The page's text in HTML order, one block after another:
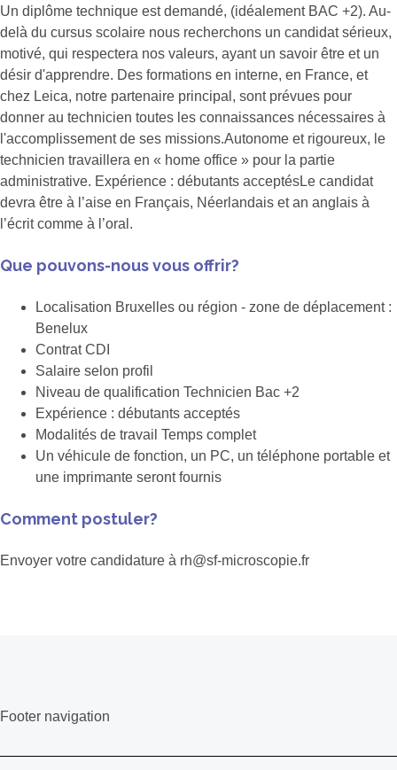
Un diplôme technique est demandé, (idéalement BAC +2). Au-
delà du cursus scolaire nous recherchons un candidat sérieux,
motivé, qui respectera nos valeurs, ayant un savoir être et un
désir d'apprendre. Des formations en interne, en France, et
chez Leica, notre partenaire principal, sont prévues pour
donner au technicien toutes les connaissances nécessaires à
l'accomplissement de ses missions.Autonome et rigoureux, le
technicien travaillera en « home office » pour la partie
administrative. Expérience : débutants acceptésLe candidat
devra être à l’aise en Français, Néerlandais et an anglais à
l’écrit comme à l’oral.
Que pouvons-nous vous offrir?
Localisation Bruxelles ou région - zone de déplacement :
Benelux
Contrat CDI
Salaire selon profil
Niveau de qualification Technicien Bac +2
Expérience : débutants acceptés
Modalités de travail Temps complet
Un véhicule de fonction, un PC, un téléphone portable et
une imprimante seront fournis
Comment postuler?
Envoyer votre candidature à rh@sf-microscopie.fr
Footer navigation